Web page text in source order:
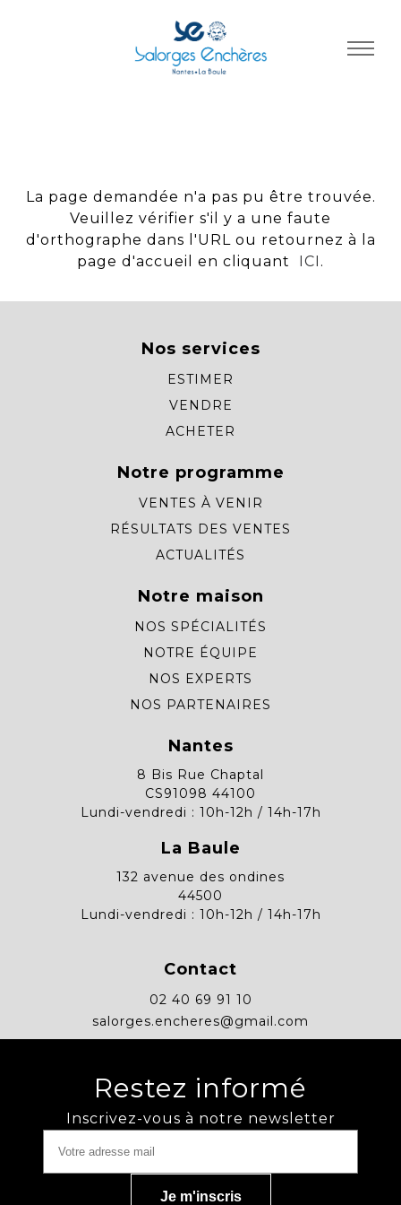
La page demandée n'a pas pu être trouvée.
Veuillez vérifier s'il y a une faute
d'orthographe dans l'URL ou retournez à la
page d'accueil en cliquant
ICI .
Nos services
ESTIMER
VENDRE
ACHETER
Notre programme
VENTES À VENIR
RÉSULTATS DES VENTES
ACTUALITÉS
Notre maison
NOS SPÉCIALITÉS
NOTRE ÉQUIPE
NOS EXPERTS
NOS PARTENAIRES
Nantes
8 Bis Rue Chaptal
CS91098 44100
Lundi-vendredi : 10h-12h / 14h-17h
La Baule
132 avenue des ondines
44500
Lundi-vendredi : 10h-12h / 14h-17h
Contact
02 40 69 91 10
salorges.encheres@gmail.com
Restez informé
Inscrivez-vous à notre newsletter